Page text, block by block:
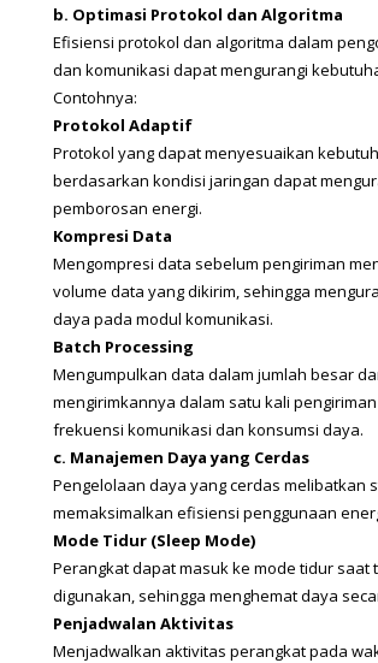
b. Optimasi Protokol dan Algoritma
Efisiensi protokol dan algoritma dalam
dan komunikasi dapat mengurangi
Contohnya:
Protokol Adaptif
Protokol yang dapat menyesuaikan
berdasarkan kondisi jaringan dapat
pemborosan energi.
Kompresi Data
Mengompresi data sebelum pengiriman
volume data yang dikirim, sehingga
daya pada modul komunikasi.
Batch Processing
Mengumpulkan data dalam jumlah besar
mengirimkannya dalam satu kali
frekuensi komunikasi dan konsumsi daya.
c. Manajemen Daya yang Cerdas
Pengelolaan daya yang cerdas melibatkan
memaksimalkan efisiensi penggunaan
Mode Tidur (Sleep Mode)
Perangkat dapat masuk ke mode tidur saat
digunakan, sehingga menghemat daya
Penjadwalan Aktivitas
Menjadwalkan aktivitas perangkat pada